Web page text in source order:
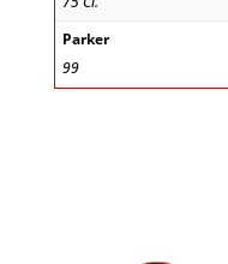
Parker
99